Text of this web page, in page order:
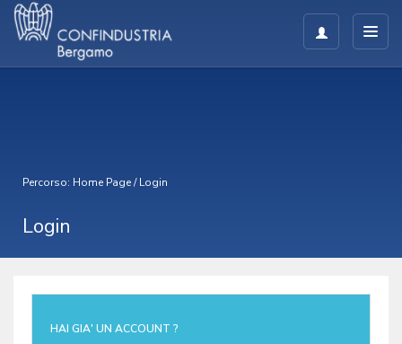
Percorso: Home Page/Login
Login
HAI GIA' UN ACCOUNT ?